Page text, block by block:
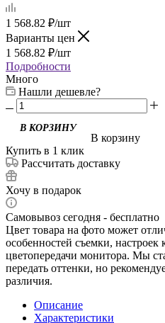
1 568.82 ₽/шт
Варианты цен
1 568.82 ₽/шт
Подробности
Много
Нашли дешевле?
В корзину
Купить в 1 клик
Рассчитать доставку
Хочу в подарок
Самовывоз сегодня - бесплатно
Цвет товара на фото может
особенностей съемки,
цветопередачи монитора. Мы
передать оттенки, но
различия.
Описание
Характеристики